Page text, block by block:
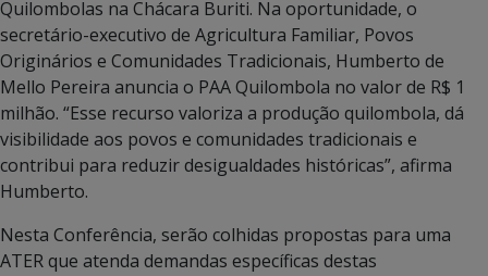
Quilombolas na Chácara Buriti. Na oportunidade, o
secretário-executivo de Agricultura Familiar, Povos
Originários e Comunidades Tradicionais, Humberto de
Mello Pereira anuncia o PAA Quilombola no valor de R$ 1
milhão. “Esse recurso valoriza a produção quilombola, dá
visibilidade aos povos e comunidades tradicionais e
contribui para reduzir desigualdades históricas”, afirma
Humberto.
Nesta Conferência, serão colhidas propostas para uma
ATER que atenda demandas específicas destas